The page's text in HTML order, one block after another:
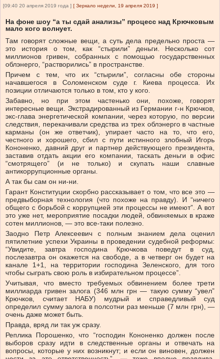
[09:40 20 апреля 2019 года ] [ Зеркало недели, 19 апреля 2019 ]
На фоне шоу “а ты сдай анализы” процесс над Крючковым
мало кого волнует.
Там говорят сложные вещи, а суть дела предельно проста —
это история о том, как “стырили” деньги. Несколько сот
миллионов гривен, собранных с помощью государственных
облэнерго, “растворились” в пространстве.
Причем с тем, что их “стырили”, согласны обе стороны
начавшегося в Соломенском суде г. Киева процесса. Их
позиции отличаются только в том, кто у кого.
Забавно, но при этом частенько они, похоже, говорят
интересные вещи. Экстрадированный из Германии г-н Крючков,
экс-глава энергетической компании, через которую, по версии
следствия, перекачивали средства из трех облэнерго в частные
карманы (он же ответчик), упирает часто на то, что его,
честного и хорошего, сбил с пути истинного злобный Игорь
Кононенко, давний друг и партнер действующего президента,
заставив отдать акции его компании, таскать деньги в офис
“смотрящего” (и не только) и скупать наши славные
антикоррупционные органы.
А так бы сам он ни-ни.
Гарант Конституции скорбно рассказывает о том, что все это —
предвыборная технология (что похоже на правду). И “ничего
общего с борьбой с коррупцией эти процессы не имеют”. А вот
это уже нет, мероприятие посадки людей, обвиняемых в краже
сотен миллионов, — это все-таки полезно.
Заодно Петр Алексеевич с полным знанием дела оценил
пятилетние успехи Украины в проведении судебной реформы:
“Увидите, завтра господина Крючкова поведут в суд,
послезавтра он окажется на свободе, а в четверг он будет на
канале 1+1, на территории господина Зеленского, для того
чтобы сыграть свою роль в избирательном процессе”.
Учитывая, что вместо требуемых обвинением более трети
миллиарда гривен залога (346 млн грн — такую сумму “увел”
Крючков, считает НАБУ) мудрый и справедливый суд
определил сумму залога в полсотни раз меньше (7 млн грн), —
очень даже может быть.
Правда, вряд ли так уж сразу.
Реплика Порошенко, что “господин Кононенко должен после
выборов сразу идти в следственные органы и отвечать на
вопросы, которые у них возникнут; и если он виновен, должен